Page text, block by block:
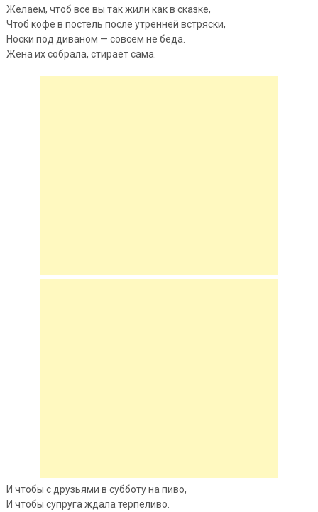
Желаем, чтоб все вы так жили как в сказке,
Чтоб кофе в постель после утренней встряски,
Носки под диваном — совсем не беда.
Жена их собрала, стирает сама.
И чтобы с друзьями в субботу на пиво,
И чтобы супруга ждала терпеливо.